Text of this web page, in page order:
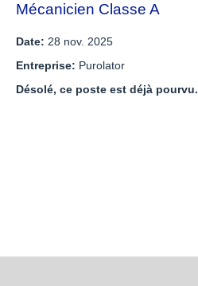
Mécanicien Classe A
Date: 28 nov. 2025
Entreprise: Purolator
Désolé, ce poste est déjà pourvu.